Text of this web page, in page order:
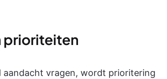
prioriteiten
aandacht vragen, wordt prioritering